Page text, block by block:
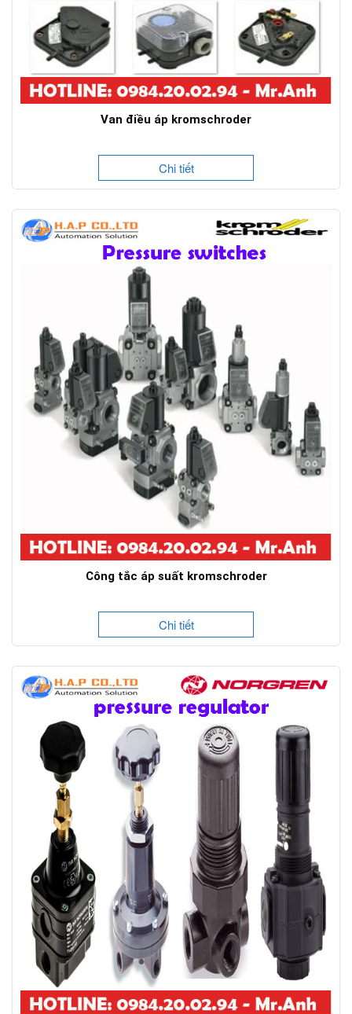
Van điều áp kromschroder
Chi tiết
Công tắc áp suất kromschroder
Chi tiết